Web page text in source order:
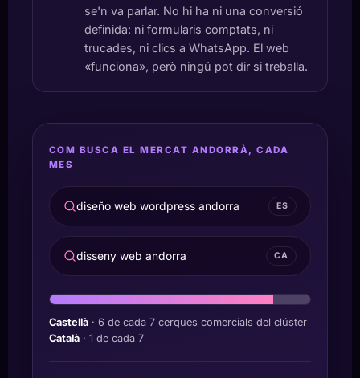
se'n va parlar. No hi ha ni una conversió
definida: ni formularis comptats, ni
trucades, ni clics a WhatsApp. El web
«funciona», però ningú pot dir si treballa.
COM BUSCA EL MERCAT ANDORRÀ, CADA
MES
diseño web wordpress andorra ES
disseny web andorra CA
Castellà · 6 de cada 7 cerques comercials del clúster
Català · 1 de cada 7